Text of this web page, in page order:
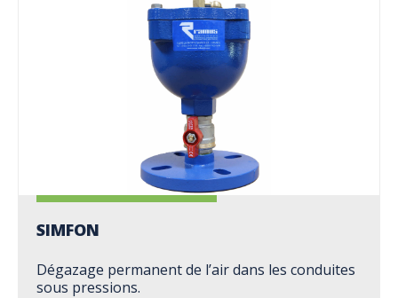
SIMFON
Dégazage permanent de l’air dans les conduites
sous pressions.